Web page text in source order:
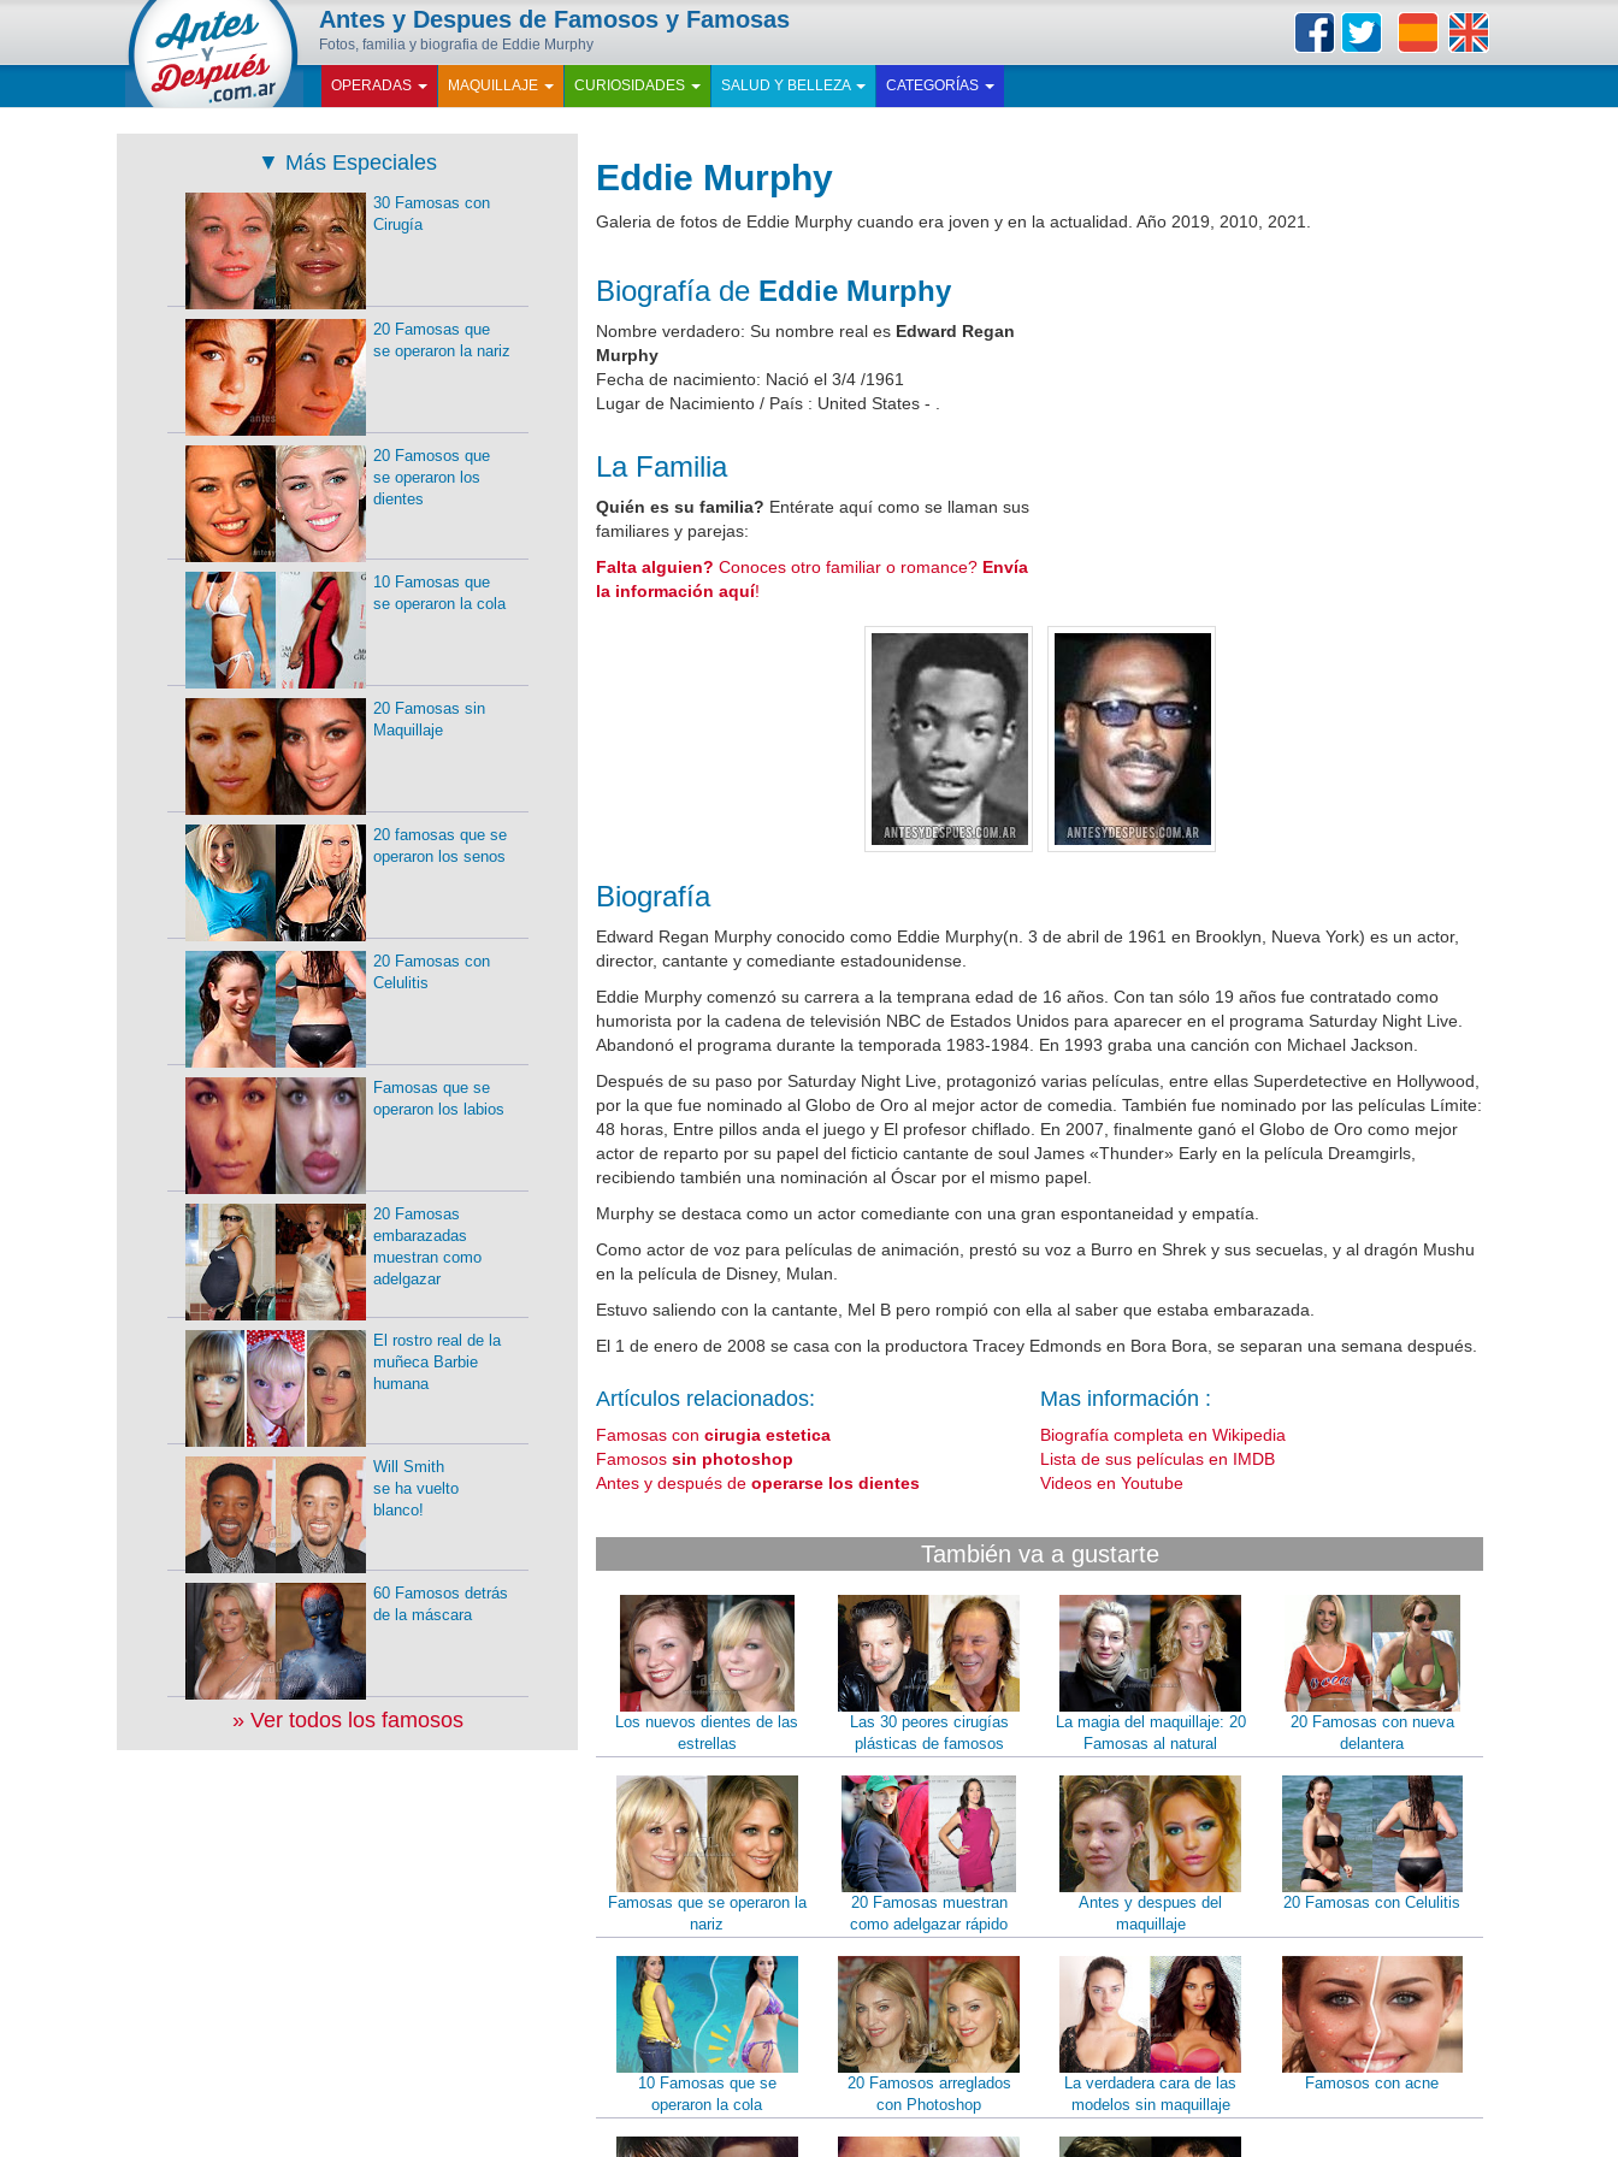
Antes y Despues de Famosos y Famosas
Fotos, familia y biografia de Eddie Murphy
OPERADAS MAQUILLAJE CURIOSIDADES SALUD Y BELLEZA CATEGORÍAS
Eddie Murphy
Galeria de fotos de Eddie Murphy cuando era joven y en la actualidad. Año 2019, 2010, 2021.
Biografía de Eddie Murphy
Nombre verdadero: Su nombre real es Edward Regan
Murphy
Fecha de nacimiento: Nació el 3/4 /1961
Lugar de Nacimiento / País : United States - .
La Familia
Quién es su familia? Entérate aquí como se llaman sus
familiares y parejas:
Falta alguien? Conoces otro familiar o romance? Envía
la información aquí!
Biografía
Edward Regan Murphy conocido como Eddie Murphy(n. 3 de abril de 1961 en Brooklyn, Nueva York) es un actor,
director, cantante y comediante estadounidense.
Eddie Murphy comenzó su carrera a la temprana edad de 16 años. Con tan sólo 19 años fue contratado como
humorista por la cadena de televisión NBC de Estados Unidos para aparecer en el programa Saturday Night Live.
Abandonó el programa durante la temporada 1983-1984. En 1993 graba una canción con Michael Jackson.
Después de su paso por Saturday Night Live, protagonizó varias películas, entre ellas Superdetective en Hollywood,
por la que fue nominado al Globo de Oro al mejor actor de comedia. También fue nominado por las películas Límite:
48 horas, Entre pillos anda el juego y El profesor chiflado. En 2007, finalmente ganó el Globo de Oro como mejor
actor de reparto por su papel del ficticio cantante de soul James «Thunder» Early en la película Dreamgirls,
recibiendo también una nominación al Óscar por el mismo papel.
Murphy se destaca como un actor comediante con una gran espontaneidad y empatía.
Como actor de voz para películas de animación, prestó su voz a Burro en Shrek y sus secuelas, y al dragón Mushu
en la película de Disney, Mulan.
Estuvo saliendo con la cantante, Mel B pero rompió con ella al saber que estaba embarazada.
El 1 de enero de 2008 se casa con la productora Tracey Edmonds en Bora Bora, se separan una semana después.
Artículos relacionados:
Famosas concirugia estetica
Famosossin photoshop
Antes y después deoperarse los dientes
Mas información :
Biografía completa en Wikipedia
Lista de sus películas en IMDB
Videos en Youtube
También va a gustarte
Los nuevos dientes de las
estrellas
Las 30 peores cirugías
plásticas de famosos
La magia del maquillaje: 20
Famosas al natural
20 Famosas con nueva
delantera
Famosas que se operaron la
nariz
20 Famosas muestran
como adelgazar rápido
Antes y despues del
maquillaje
20 Famosas con Celulitis
10 Famosas que se
operaron la cola
20 Famosos arreglados
con Photoshop
La verdadera cara de las
modelos sin maquillaje
Famosos con acne
▼ Más Especiales
30 Famosas con
Cirugía
20 Famosas que
se operaron la nariz
20 Famosos que
se operaron los
dientes
10 Famosas que
se operaron la cola
20 Famosas sin
Maquillaje
20 famosas que se
operaron los senos
20 Famosas con
Celulitis
Famosas que se
operaron los labios
20 Famosas
embarazadas
muestran como
adelgazar
El rostro real de la
muñeca Barbie
humana
Will Smith
se ha vuelto
blanco!
60 Famosos detrás
de la máscara
» Ver todos los famosos